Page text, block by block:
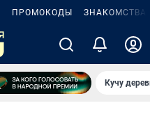
ПРОМОКОДЫ ЗНАКОМСТВА
Кучу